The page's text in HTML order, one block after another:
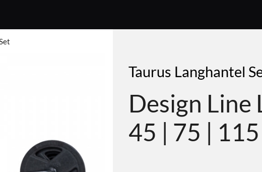
Taurus Langhantel
Design Line
45 | 75 |